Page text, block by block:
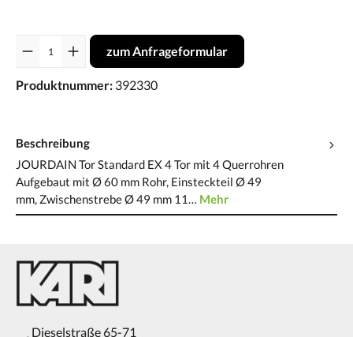
zum Anfrageformular
Produktnummer: 392330
Beschreibung
JOURDAIN Tor Standard EX 4 Tor mit 4 Querrohren
Aufgebaut mit Ø 60 mm Rohr, Einsteckteil Ø 49
mm, Zwischenstrebe Ø 49 mm 11… Mehr
Dieselstraße 65-71